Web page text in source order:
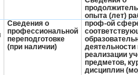
Сведения о
профессиональной
переподготовке
(при наличии)
опыта (лет)
проф-ой
деятельности
реализации
предметов,
дисциплин